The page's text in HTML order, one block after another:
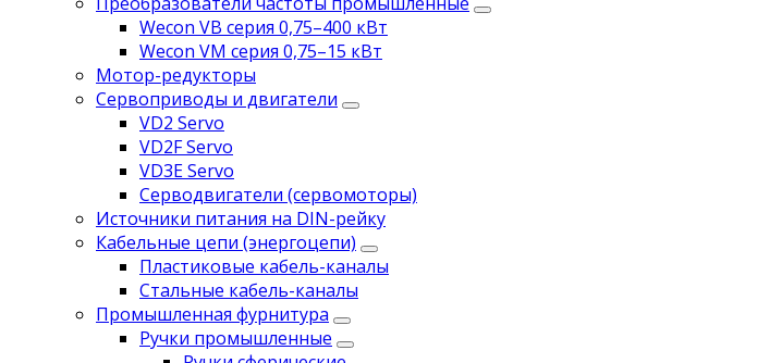
Wecon VB серия 0,75–400 кВт
Wecon VM серия 0,75–15 кВт
Мотор-редукторы
Сервоприводы и двигатели
VD2 Servo
VD2F Servo
VD3E Servo
Серводвигатели (сервомоторы)
Источники питания на DIN-рейку
Кабельные цепи (энергоцепи)
Пластиковые кабель-каналы
Стальные кабель-каналы
Промышленная фурнитура
Ручки промышленные